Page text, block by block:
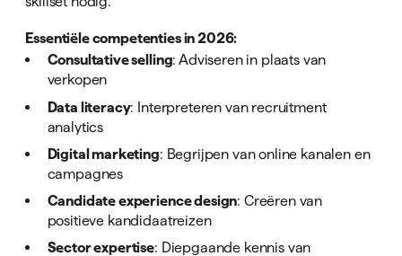
Essentiële competenties in 2026:
Consultative selling: Adviseren in plaats van
verkopen
Data literacy: Interpreteren van recruitment
analytics
Digital marketing: Begrijpen van online kanalen en
campagnes
Candidate experience design: Creëren van
positieve kandidaatreizen
Sector expertise: Diepgaande kennis van